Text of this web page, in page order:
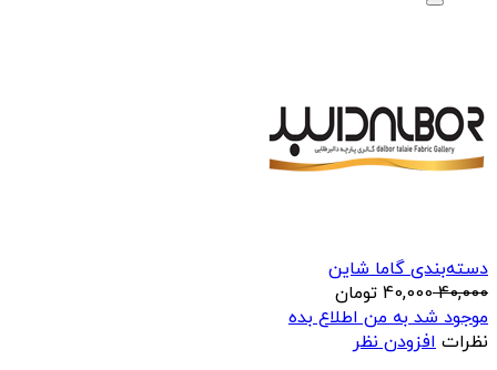
دسته‌بندی گاما شاین
40,000
40,000 تومان
موجود شد به من اطلاع بده
نظرات افزودن نظر